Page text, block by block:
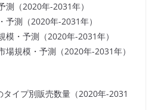
（2020年-2031年）
測（2020年-2031年）
・予測（2020年-2031年）
規模・予測（2020年-2031年）
イプ別販売数量（2020年-2031